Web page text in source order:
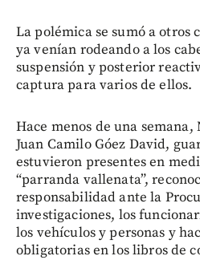
La polémica se sumó a otros
ya venían rodeando a los
suspensión y posterior
captura para varios de ellos.
Hace menos de una semana,
Juan Camilo Góez David,
estuvieron presentes en
“parranda vallenata”,
responsabilidad ante la
investigaciones, los
los vehículos y personas y
obligatorias en los libros de